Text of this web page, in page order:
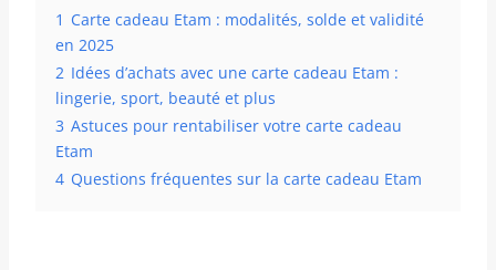
1 Carte cadeau Etam : modalités, solde et validité
en 2025
2 Idées d’achats avec une carte cadeau Etam :
lingerie, sport, beauté et plus
3 Astuces pour rentabiliser votre carte cadeau
Etam
4 Questions fréquentes sur la carte cadeau Etam